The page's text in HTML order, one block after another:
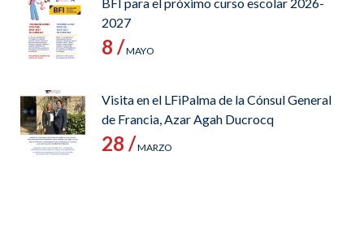
2027
8 /MAYO
Visita en el LFiPalma de la Cónsul General
de Francia, Azar Agah Ducrocq
28 /MARZO